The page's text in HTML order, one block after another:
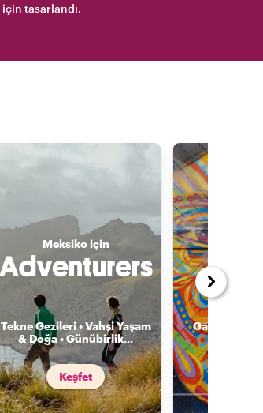
için tasarlandı.
Meksiko için
Tekne Gezileri • Vahşi Yaşam
& Doğa • Günübirlik...
Keşfet
Galeriler •